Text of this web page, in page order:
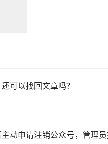
可以找回文章吗？
动申请注销公众号，管理